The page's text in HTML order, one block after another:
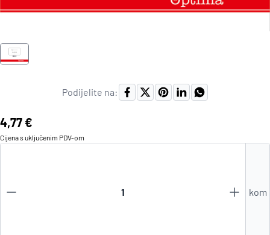
Podijelite na:
Cijena:
4,77 €
Cijena s uključenim PDV-om
kom